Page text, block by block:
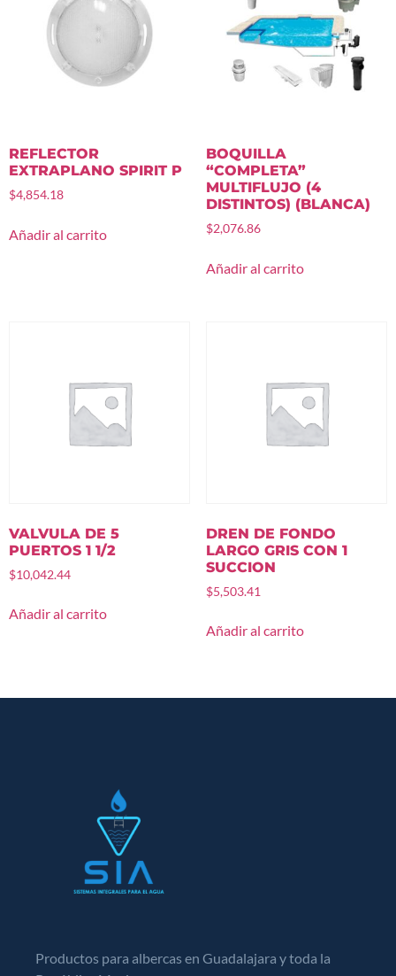
REFLECTOR
EXTRAPLANO SPIRIT P
$4,854.18
Añadir al carrito
BOQUILLA
“COMPLETA”
MULTIFLUJO (4
DISTINTOS) (BLANCA)
$2,076.86
Añadir al carrito
VALVULA DE 5
PUERTOS 1 1/2
$10,042.44
Añadir al carrito
DREN DE FONDO
LARGO GRIS CON 1
SUCCION
$5,503.41
Añadir al carrito
Productos para albercas en Guadalajara y toda la